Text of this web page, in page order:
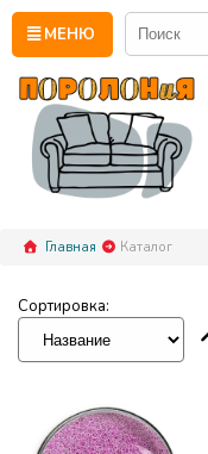
МЕНЮ
Главная Каталог
Сортировка: